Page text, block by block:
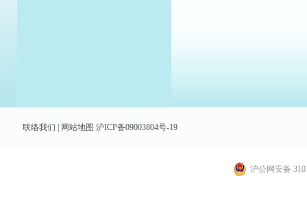
联络我们 网站地图 沪ICP备09003804号-19
沪公网安备